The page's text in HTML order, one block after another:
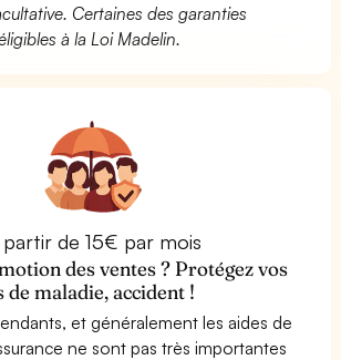
Certaines des garanties
à la Loi Madelin.
de 15€ par mois
des ventes ? Protégez vos
de maladie, accident !
et généralement les aides de
ne sont pas très importantes